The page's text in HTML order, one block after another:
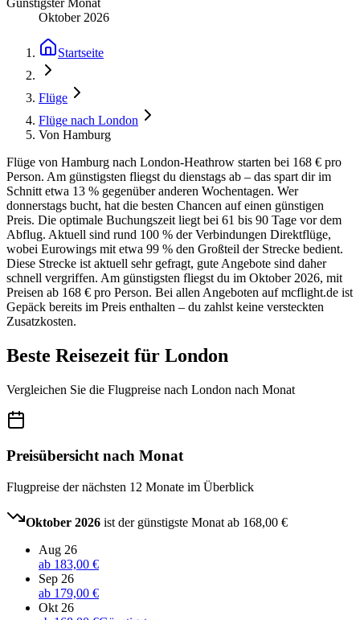
Oktober 2026
Startseite
Flüge
Flüge nach London
Von Hamburg
Flüge von Hamburg nach London-Heathrow starten bei 168 € pro
Person. Am günstigsten fliegst du dienstags ab – das spart dir im
Schnitt etwa 13 % gegenüber anderen Wochentagen. Wer
donnerstags bucht, hat die besten Chancen auf einen günstigen
Preis. Die optimale Buchungszeit liegt bei 61 bis 90 Tage vor dem
Abflug. Aktuell sind rund 100 % der Verbindungen Direktflüge,
wobei Eurowings mit etwa 99 % den Großteil der Strecke bedient.
Diese Strecke ist aktuell sehr gefragt, gute Angebote sind daher
schnell vergriffen. Am günstigsten fliegst du im Oktober 2026, mit
Preisen ab 168 € pro Person. Bei allen Angeboten auf mcflight.de ist
Gepäck bereits im Preis enthalten – du zahlst keine versteckten
Zusatzkosten.
Beste Reisezeit für London
Vergleichen Sie die Flugpreise nach London nach Monat
Preisübersicht nach Monat
Flugpreise der nächsten 12 Monate im Überblick
Oktober 2026 ist der günstigste Monat ab 168,00 €
Aug 26
ab 183,00 €
Sep 26
ab 179,00 €
Okt 26